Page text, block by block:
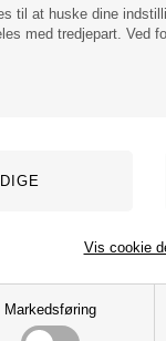
til at huske dine
med tredjepart. Ved
Markedsføring
Vis cookie